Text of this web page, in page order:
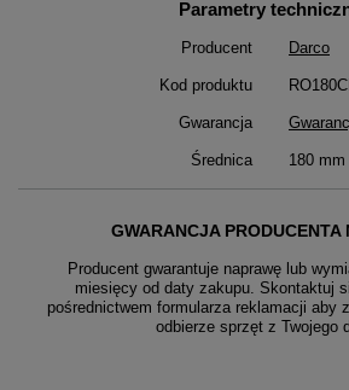
Parametry
Producent Darco
Kod produktu
Gwarancja
Średnica 180 mm
GWARANCJA PRODUCENTA
Producent gwarantuje naprawę lub
miesięcy od daty zakupu. Skontaktuj
pośrednictwem formularza reklamacji aby
odbierze sprzęt z Twojego